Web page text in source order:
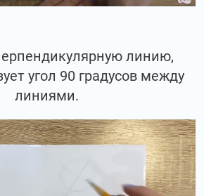
линию,
угол 90 градусов между
линиями.